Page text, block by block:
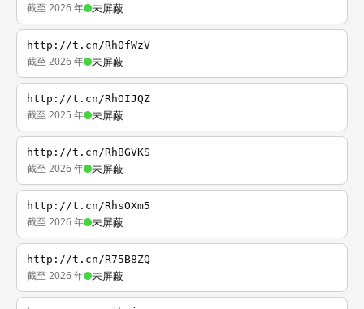
截至 2026 年 未屏蔽
http://t.cn/RhOfWzV
截至 2026 年 未屏蔽
http://t.cn/RhOIJQZ
截至 2025 年 未屏蔽
http://t.cn/RhBGVKS
截至 2026 年 未屏蔽
http://t.cn/RhsOXm5
截至 2026 年 未屏蔽
http://t.cn/R75B8ZQ
截至 2026 年 未屏蔽